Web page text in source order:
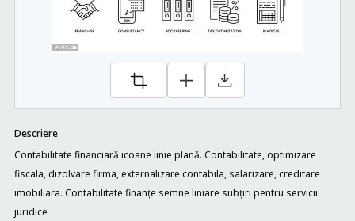
Descriere
Contabilitate financiară icoane linie plană. Contabilitate, optimizare
fiscala, dizolvare firma, externalizare contabila, salarizare, creditare
imobiliara. Contabilitate finanțe semne liniare subțiri pentru servicii
juridice